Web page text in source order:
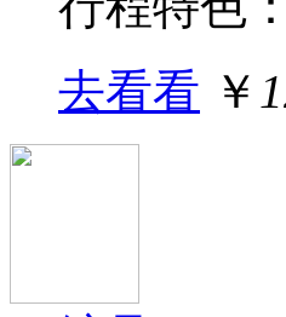
去看看 ￥